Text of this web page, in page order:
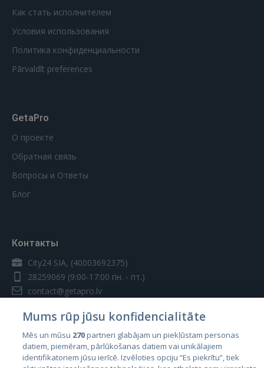
Как стать исполнителем
Условия использования
Политика конфиденциальности
Pārvaldīt preferences
GetaPro
О проекте
Обратная связь
Вопросы и Ответы
Блог
Контакты
City24 SIA, (40003692375)
28259069 (9:00-17:00 пн. - пт.)
contact@getapro.lv
Страны
Mums rūp jūsu konfidencialitāte
Mēs un mūsu 270partneri glabājam un piekļūstam personas
datiem, piemēram, pārlūkošanas datiem vai unikālajiem
identifikatoriem jūsu ierīcē. Izvēloties opciju “Es piekrītu”, tiek